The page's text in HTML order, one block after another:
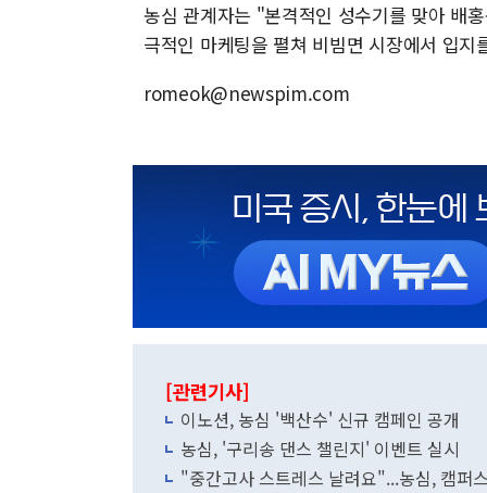
농심 관계자는 "본격적인 성수기를 맞아 배
극적인 마케팅을 펼쳐 비빔면 시장에서 입
romeok@newspim.com
[관련기사]
이노션, 농심 '백산수' 신규 캠페인 공개
농심, '구리송 댄스 챌린지' 이벤트 실시
"중간고사 스트레스 날려요"...농심, 캠퍼